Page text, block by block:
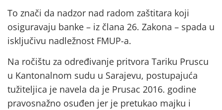
To znači da nadzor nad radom zaštitara koji
osiguravaju banke – iz člana 26. Zakona – spada u
isključivu nadležnost FMUP-a.
Na ročištu za određivanje pritvora Tariku Pruscu
u Kantonalnom sudu u Sarajevu, postupajuća
tužiteljica je navela da je Prusac 2016. godine
pravosnažno osuđen jer je pretukao majku i